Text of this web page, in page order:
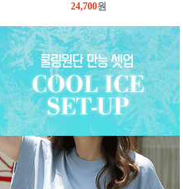
24,700원